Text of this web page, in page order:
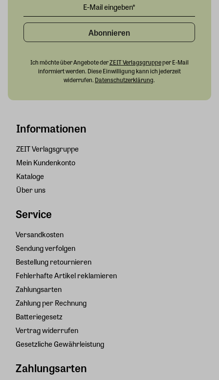
Informationen
ZEIT Verlagsgruppe
Mein Kundenkonto
Kataloge
Über uns
Service
Versandkosten
Sendung verfolgen
Bestellung retournieren
Fehlerhafte Artikel reklamieren
Zahlungsarten
Zahlung per Rechnung
Batteriegesetz
Vertrag widerrufen
Gesetzliche Gewährleistung
Zahlungsarten
Abonnieren
Ich möchte über Angebote derZEIT Verlagsgruppeper E-Mail
informiert werden. Diese Einwilligung kann ich jederzeit
widerrufen. Datenschutzerklärung.